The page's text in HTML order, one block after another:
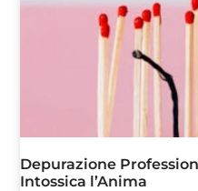
Depurazione
Intossica l’Anima